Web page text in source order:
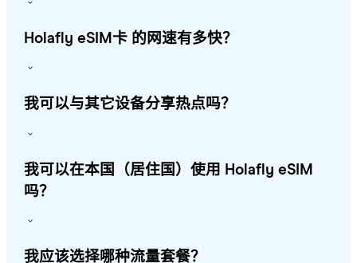
Holafly eSIM卡 的网速有多快？
我可以与其它设备分享热点吗？
我可以在本国（居住国）使用 Holafly eSIM
吗？
我应该选择哪种流量套餐？